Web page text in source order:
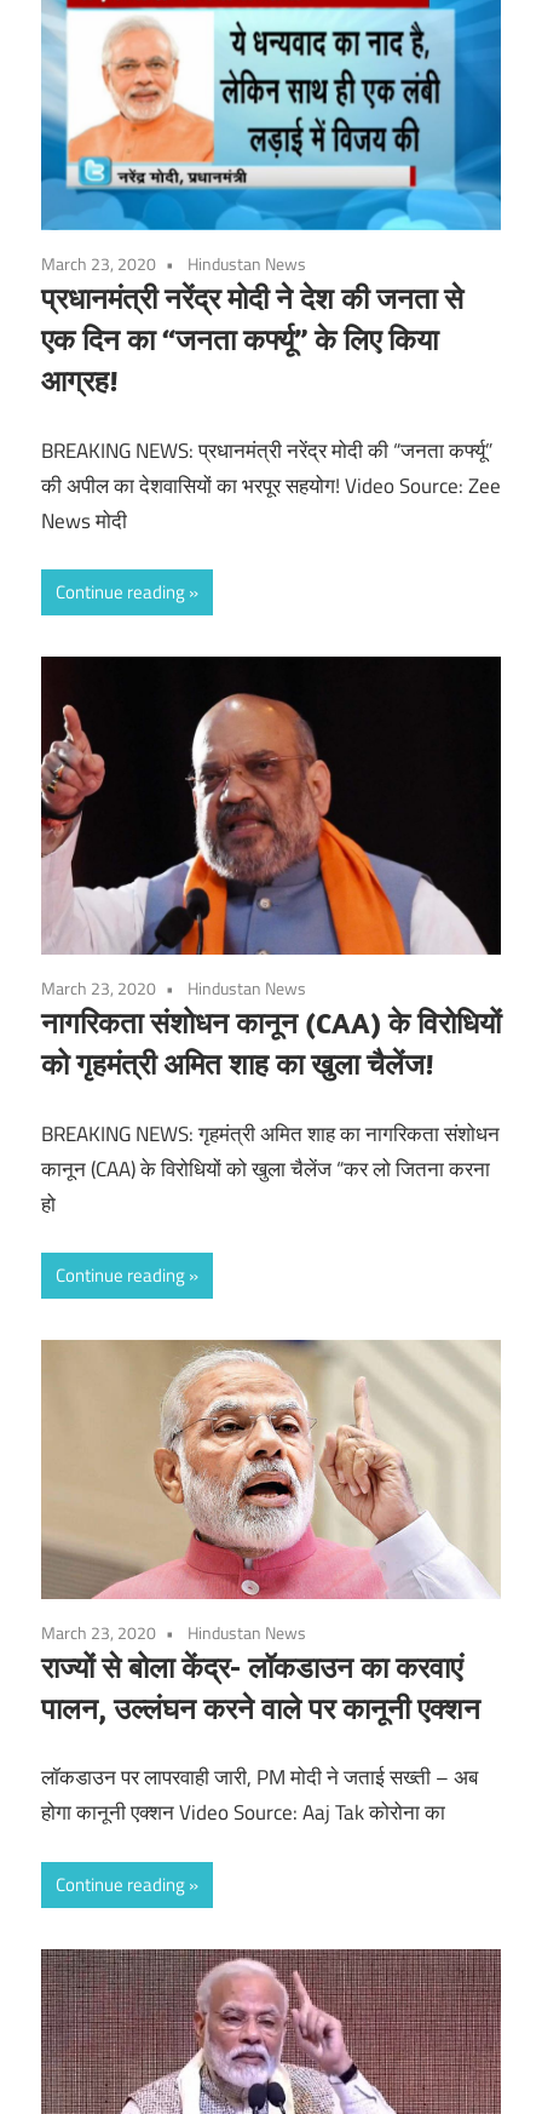
March 23, 2020 Hindustan News
प्रधानमंत्री नरेंद्र मोदी ने देश की जनता से
एक दिन का “जनता कर्फ्यू” के लिए किया
आग्रह!
BREAKING NEWS: प्रधानमंत्री नरेंद्र मोदी की “जनता कर्फ्यू”
की अपील का देशवासियों का भरपूर सहयोग! Video Source: Zee
News मोदी
Continue reading
March 23, 2020 Hindustan News
नागरिकता संशोधन कानून (CAA) के विरोधियों
को गृहमंत्री अमित शाह का खुला चैलेंज!
BREAKING NEWS: गृहमंत्री अमित शाह का नागरिकता संशोधन
कानून (CAA) के विरोधियों को खुला चैलेंज “कर लो जितना करना
हो
Continue reading
March 23, 2020 Hindustan News
राज्यों से बोला केंद्र- लॉकडाउन का करवाएं
पालन, उल्लंघन करने वाले पर कानूनी एक्शन
लॉकडाउन पर लापरवाही जारी, PM मोदी ने जताई सख्ती – अब
होगा कानूनी एक्शन Video Source: Aaj Tak कोरोना का
Continue reading